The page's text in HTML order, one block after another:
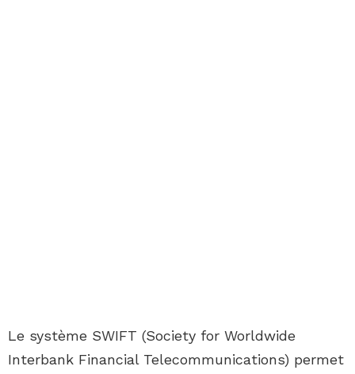
Le système SWIFT (Society for Worldwide
Interbank Financial Telecommunications) permet